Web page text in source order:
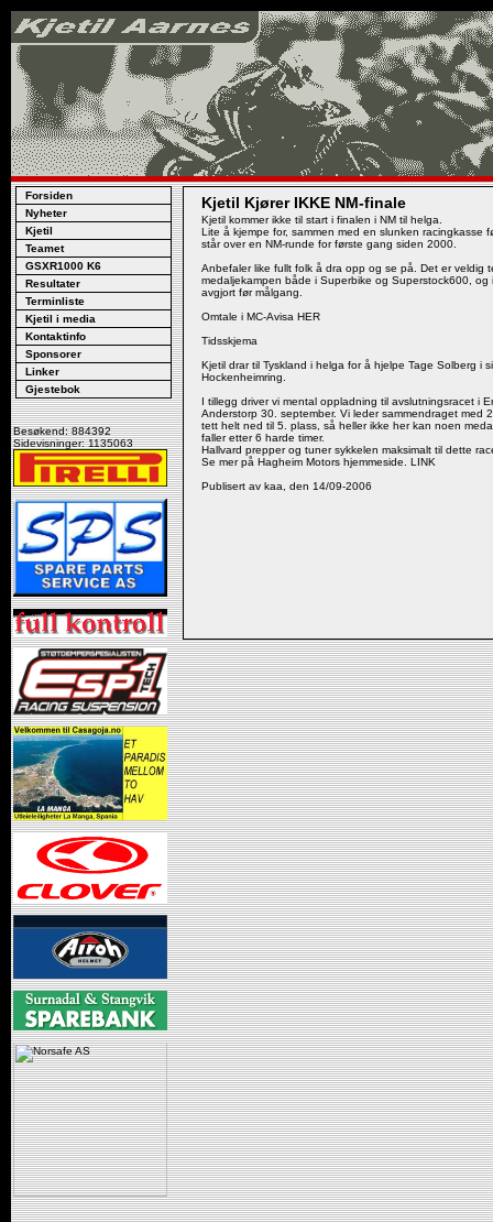
Forsiden
Nyheter
Kjetil
Teamet
GSXR1000 K6
Resultater
Terminliste
Kjetil i media
Kontaktinfo
Sponsorer
Linker
Gjestebok
Besøkend: 884392
Sidevisninger: 1135063
Kjetil Kjører IKKE NM-finale
Kjetil kommer ikke til start i finalen i NM til helga.
Lite å kjempe for, sammen med en slunken racingkasse
står over en NM-runde for første gang siden 2000.
Anbefaler like fullt folk å dra opp og se på. Det er veldig
medaljekampen både i Superbike og Superstock600, og
avgjort før målgang.
Omtale i MC-Avisa HER
Tidsskjema
Kjetil drar til Tyskland i helga for å hjelpe Tage Solberg i
Hockenheimring.
I tillegg driver vi mental oppladning til avslutningsracet i
Anderstorp 30. september. Vi leder sammendraget med
tett helt ned til 5. plass, så heller ikke her kan noen
faller etter 6 harde timer.
Hallvard prepper og tuner sykkelen maksimalt til dette
Se mer på Hagheim Motors hjemmeside. LINK
Publisert av kaa, den 14/09-2006